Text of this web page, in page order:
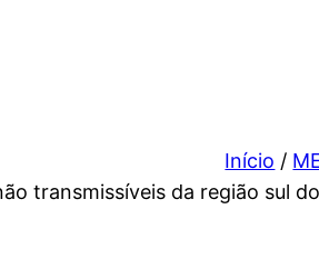
Início /
transmissíveis da região sul